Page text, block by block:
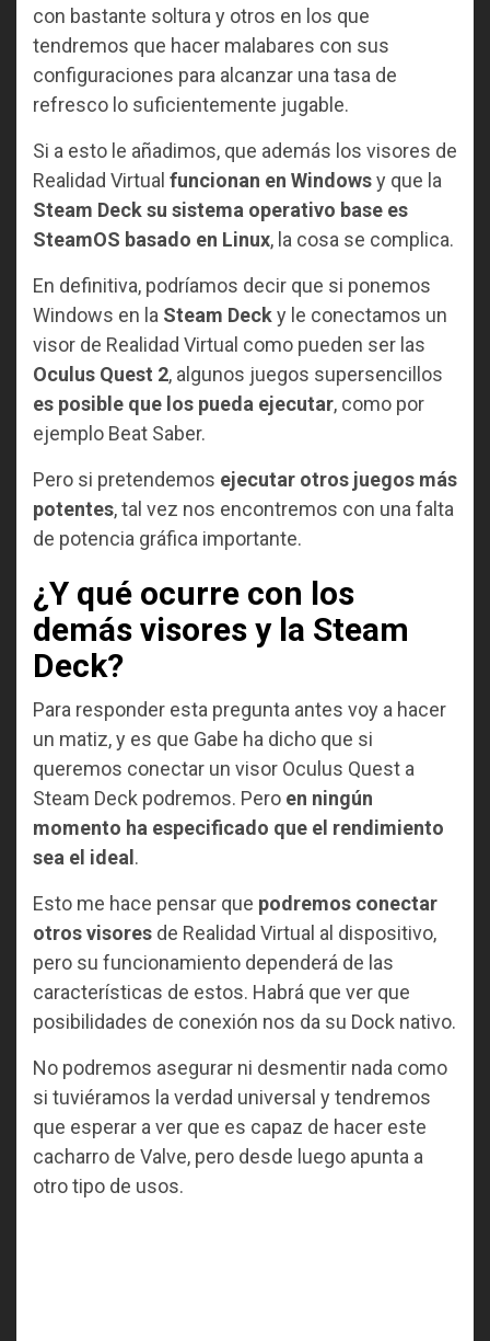
con bastante soltura y otros en los que
tendremos que hacer malabares con sus
configuraciones para alcanzar una tasa de
refresco lo suficientemente jugable.
Si a esto le añadimos, que además los visores de
Realidad Virtual funcionan en Windowsy que la
Steam Deck su sistema operativo base es
SteamOS basado en Linux, la cosa se complica.
En definitiva, podríamos decir que si ponemos
Windows en la Steam Decky le conectamos un
visor de Realidad Virtual como pueden ser las
Oculus Quest 2, algunos juegos supersencillos
es posible que los pueda ejecutar, como por
ejemplo Beat Saber.
Pero si pretendemos ejecutar otros juegos más
potentes, tal vez nos encontremos con una falta
de potencia gráfica importante.
¿Y qué ocurre con los
demás visores y la Steam
Deck?
Para responder esta pregunta antes voy a hacer
un matiz, y es que Gabe ha dicho que si
queremos conectar un visor Oculus Quest a
Steam Deck podremos. Pero en ningún
momento ha especificado que el rendimiento
sea el ideal .
Esto me hace pensar que podremos conectar
otros visores de Realidad Virtual al dispositivo,
pero su funcionamiento dependerá de las
características de estos. Habrá que ver que
posibilidades de conexión nos da su Dock nativo.
No podremos asegurar ni desmentir nada como
si tuviéramos la verdad universal y tendremos
que esperar a ver que es capaz de hacer este
cacharro de Valve, pero desde luego apunta a
otro tipo de usos.